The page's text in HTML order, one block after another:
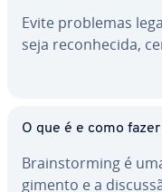
Evite problemas
seja re­co­nhe­cida,
O que é e como
Brains­tor­ming é
gi­mento e a